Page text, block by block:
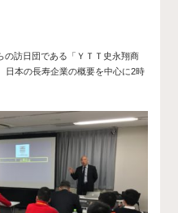
の訪日団である「ＹＴＴ史永翔商
本の長寿企業の概要を中心に2時